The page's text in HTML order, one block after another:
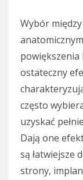
Wybór
powiększenia
ostateczny
często
uzyskać
Dają one
są łatwiejsze
strony,